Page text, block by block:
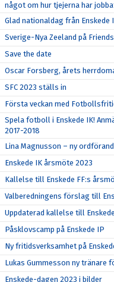
något om hur tjejerna har
Glad nationaldag från Enskede
Sverige-Nya Zeeland på Friends
Save the date
Oscar Forsberg, årets
SFC 2023 ställs in
Första veckan med
Spela fotboll i Enskede IK!
2017-2018
Lina Magnusson – ny
Enskede IK årsmöte 2023
Kallelse till Enskede FF:s
Valberedningens förslag till
Uppdaterad kallelse till
Påsklovscamp på Enskede IP
Ny fritidsverksamhet på
Lukas Gummesson ny tränare
Enskede-dagen 2023 i bilder